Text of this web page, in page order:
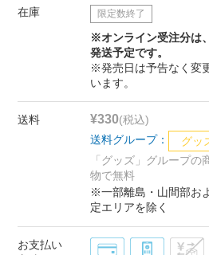
在庫 限定数終了
※オンライン受注分は
発送予定です。
※発売日は予告なく変
います。
送料 ¥330(税込)
送料グループ：
グッ
「グッズ」グループ
物で無料
※一部離島・山間部お
定エリアを除く
お支払い